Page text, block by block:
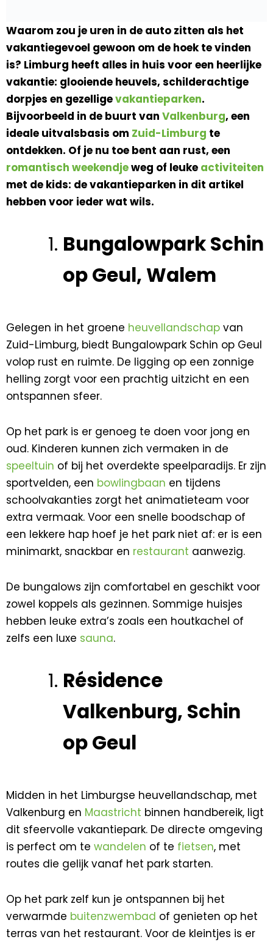
Waarom zou je uren in de auto zitten als het
vakantiegevoel gewoon om de hoek te vinden
is? Limburg heeft alles in huis voor een heerlijke
vakantie: glooiende heuvels, schilderachtige
dorpjes en gezelligevakantieparken.
Bijvoorbeeld in de buurt van Valkenburg, een
ideale uitvalsbasis om Zuid-Limburg te
ontdekken. Of je nu toe bent aan rust, een
romantisch weekendjeweg of leuke activiteiten
met de kids: de vakantieparken in dit artikel
hebben voor ieder wat wils.
Bungalowpark Schin
op Geul, Walem
Gelegen in het groene heuvellandschap van
Zuid-Limburg, biedt Bungalowpark Schin op Geul
volop rust en ruimte. De ligging op een zonnige
helling zorgt voor een prachtig uitzicht en een
ontspannen sfeer.
Op het park is er genoeg te doen voor jong en
oud. Kinderen kunnen zich vermaken in de
speeltuin of bij het overdekte speelparadijs. Er zijn
sportvelden, een bowlingbaan en tijdens
schoolvakanties zorgt het animatieteam voor
extra vermaak. Voor een snelle boodschap of
een lekkere hap hoef je het park niet af: er is een
minimarkt, snackbar en restaurant aanwezig.
De bungalows zijn comfortabel en geschikt voor
zowel koppels als gezinnen. Sommige huisjes
hebben leuke extra’s zoals een houtkachel of
zelfs een luxe sauna.
Résidence
Valkenburg, Schin
op Geul
Midden in het Limburgse heuvellandschap, met
Valkenburg en Maastricht binnen handbereik, ligt
dit sfeervolle vakantiepark. De directe omgeving
is perfect om te wandelen of te fietsen, met
routes die gelijk vanaf het park starten.
Op het park zelf kun je ontspannen bij het
verwarmde buitenzwembad of genieten op het
terras van het restaurant. Voor de kleintjes is er